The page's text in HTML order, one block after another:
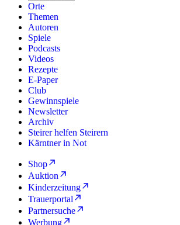
Orte
Themen
Autoren
Spiele
Podcasts
Videos
Rezepte
E-Paper
Club
Gewinnspiele
Newsletter
Archiv
Steirer helfen Steirern
Kärntner in Not
Shop
Auktion
Kinderzeitung
Trauerportal
Partnersuche
Werbung